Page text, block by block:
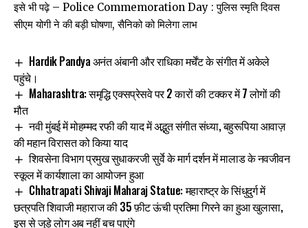
इसे भी पढ़े – Police Commemoration Day : पुलिस स्मृति दिवस
सीएम योगी ने की बड़ी घोषणा, सैनिको को मिलेगा लाभ
Hardik Pandya अनंत अंबानी और राधिका मर्चेंट के संगीत में अकेले
पहुंचे।
Maharashtra: समृद्धि एक्सप्रेसवे पर 2 कारों की टक्कर में 7 लोगों की
मौत
नवी मुंबई में मोहम्मद रफी की याद में अद्भुत संगीत संध्या, बहुरूपिया आवाज़
की महान विरासत को किया याद
शिवसेना विभाग प्रमुख सुधाकरजी सुर्वे के मार्ग दर्शन में मालाड के नवजीवन
स्कूल में कार्यशाला का आयोजन हुआ
Chhatrapati Shivaji Maharaj Statue: महाराष्ट्र के सिंधुदुर्ग में
छत्रपति शिवाजी महाराज की 35 फ़ीट ऊंची प्रतिमा गिरने का हुआ खुलासा,
इस से जुड़े लोग अब नहीं बच पाएंगे